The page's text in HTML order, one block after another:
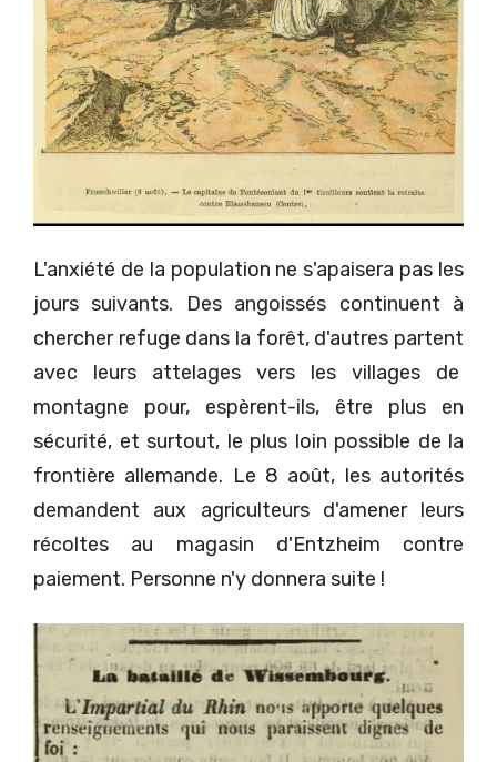
L'anxiété de la population ne s'apaisera pas les
jours suivants. Des angoissés continuent à
chercher refuge dans la forêt, d'autres partent
avec leurs attelages vers les villages de
montagne pour, espèrent-ils, être plus en
sécurité, et surtout, le plus loin possible de la
frontière allemande. Le 8 août, les autorités
demandent aux agriculteurs d'amener leurs
récoltes au magasin d'Entzheim contre
paiement. Personne n'y donnera suite !